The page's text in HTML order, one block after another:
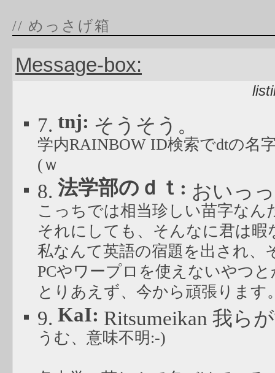
// めっさげ箱
Message-box:
7. tnj: そうそう。
学内RAINBOW ID検索でdtの名
(ｗ
8. 法学部のｄｔ: おいっ
こっちでは相当珍しい苗字なん
それにしても、そんなに君は暇
私なんて英語の宿題を出され、
PCやワープロを使えないやつ
とりあえず、今から頑張ります
9. KaI: Ritsumeikan 我ら
うむ、意味不明:-)